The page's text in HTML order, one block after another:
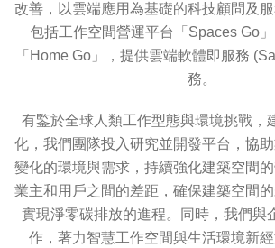
改善，以雲端應用為基礎的科技顧問及
包括工作空間營運平台「Spaces Go
「Home Go」，提供雲端軟體即服務
務。
有鍳於全球人類工作型態與環境挑戰，
化，我們團隊投入研究並開發平台，協
變化的環境與需求，持續強化建築空間
業主和用戶之間的差距，確保建築空間
實現淨零碳排放的進程。同時，我們與
作，著力智慧工作空間與生活環境新經